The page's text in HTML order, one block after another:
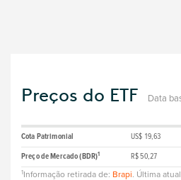
Preços do ETF Data
Cota Patrimonial US$ 19,63
Preço de Mercado (BDR)1 R$ 50,27
1Informação retirada de: Brapi. Última